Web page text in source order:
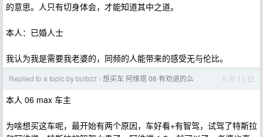
的意思。人只有切身体会，才能知道其中之道。
本人：已婚人士
我认为我是需要我老婆的，同频的人能带来的感受无与伦比。
Replied to a topic by bulbzz › 想买车 阿维塔 06 有劝退的么 5 月 11 日
本人 06 max 车主
为啥想买这车呢，最开始有两个原因，车好看+有智驾，试驾了特斯拉